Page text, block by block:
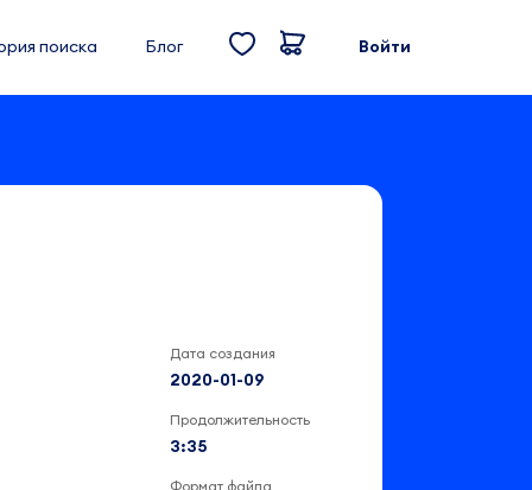
поиска Блог Войти
Дата создания
2020-01-09
Продолжительность
3:35
Формат файла